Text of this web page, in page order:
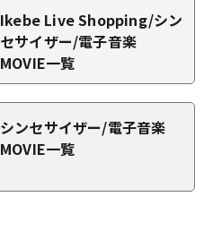
Ikebe Live Shopping/シン
セサイザー/電子音楽
MOVIE一覧
シンセサイザー/電子音楽
MOVIE一覧